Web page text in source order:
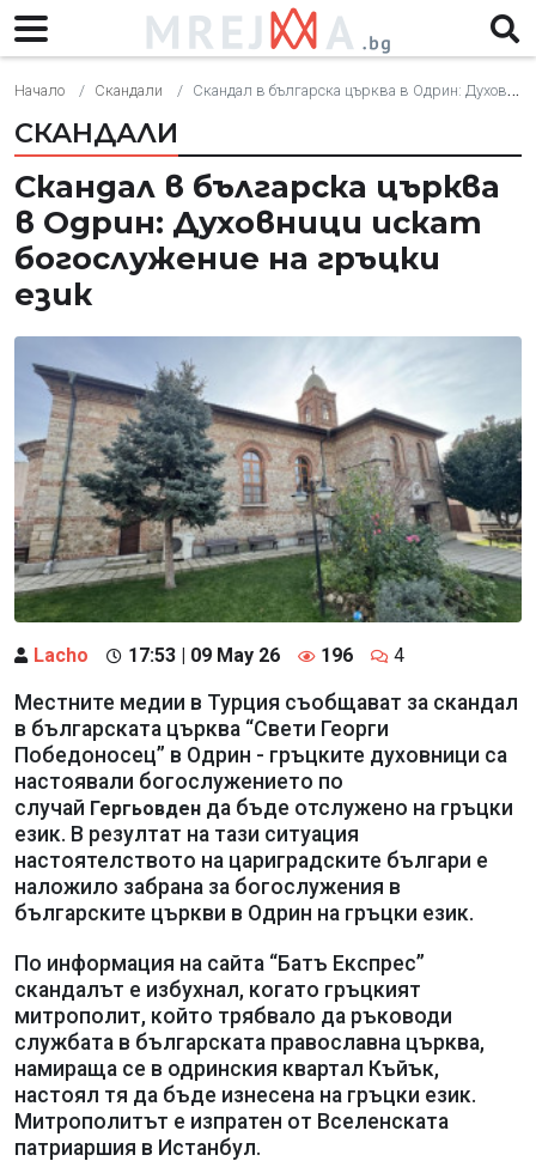
Начало Скандали Скандал в българска църква в Одрин: Духовници искат богослужение на гръцки език
СКАНДАЛИ
Скандал в българска църква
в Одрин: Духовници искат
богослужение на гръцки
език
Lacho 17:53 | 09 May 26 196 4
Местните медии в Турция съобщават за скандал
в българската църква “Свети Георги
Победоносец” в Одрин - гръцките духовници са
настоявали богослужението по
случай Гергьовден да бъде отслужено на гръцки
език. В резултат на тази ситуация
настоятелството на цариградските българи е
наложило забрана за богослужения в
българските църкви в Одрин на гръцки език.
По информация на сайта “Батъ Експрес”
скандалът е избухнал, когато гръцкият
митрополит, който трябвало да ръководи
службата в българската православна църква,
намираща се в одринския квартал Къйък,
настоял тя да бъде изнесена на гръцки език.
Митрополитът е изпратен от Вселенската
патриаршия в Истанбул.